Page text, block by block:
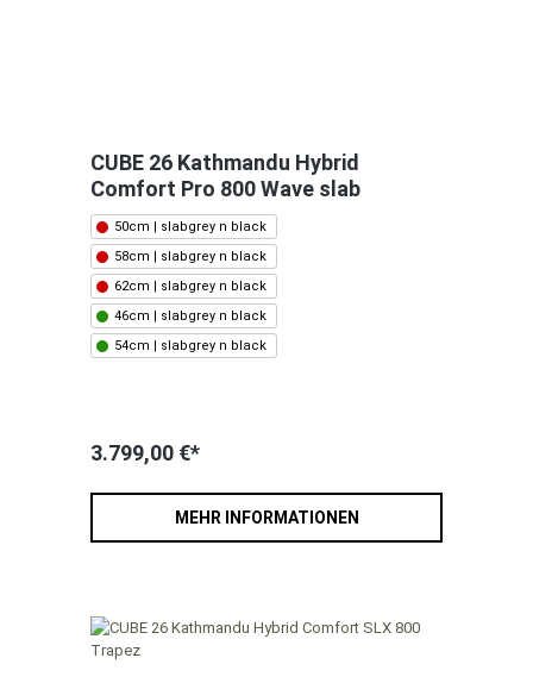
CUBE 26 Kathmandu Hybrid
Comfort Pro 800 Wave slab
50cm | slabgrey n black
58cm | slabgrey n black
62cm | slabgrey n black
46cm | slabgrey n black
54cm | slabgrey n black
3.799,00 €*
MEHR INFORMATIONEN